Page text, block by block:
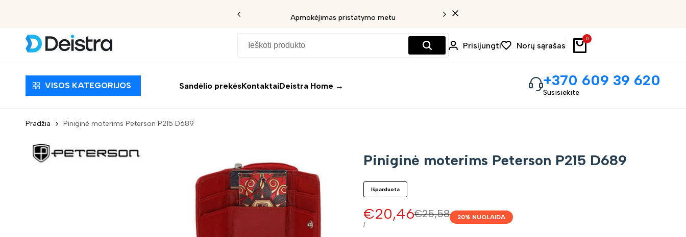
Apmokėjimas pristatymo metu
Prisijungti Norų sąrašas
0
VISOS KATEGORIJOS Sandėlio prekėsKontaktaiDeistra Home → +370 609 39 620
Susisiekite
Pradžia Piniginė moterims Peterson P215 D689
Piniginė moterims Peterson P215 D689
Išparduota
Įprasta
€25,58
Pardavimo
kaina
€20,46
VIENETO
/
20% NUOLAIDA